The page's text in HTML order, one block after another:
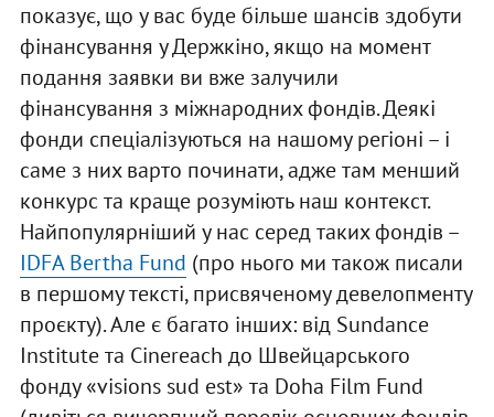
показує, що у вас буде більше шансів здобути
фінансування у Держкіно, якщо на момент
подання заявки ви вже залучили
фінансування з міжнародних фондів. Деякі
фонди спеціалізуються на нашому регіоні – і
саме з них варто починати, адже там менший
конкурс та краще розуміють наш контекст.
Найпопулярніший у нас серед таких фондів –
IDFA Bertha Fund (про нього ми також писали
в першому тексті, присвяченому девелопменту
проєкту). Але є багато інших: від Sundance
Institute та Cinereach до Швейцарського
фонду «visions sud est» та Doha Film Fund